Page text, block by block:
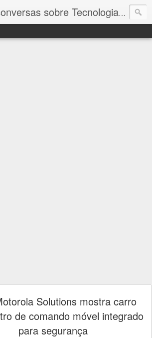
PAPOFÁCIL conversas sobre Tecnologiacom a
Solutions mostra carro
de comando móvel integrado
para segurança